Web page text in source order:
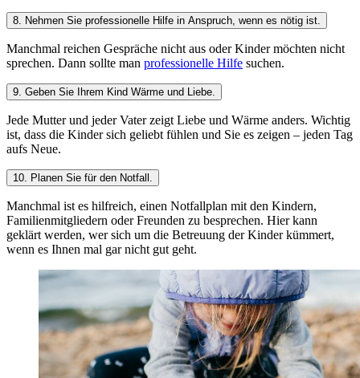
8. Nehmen Sie professionelle Hilfe in Anspruch, wenn es nötig ist.
Manchmal reichen Gespräche nicht aus oder Kinder möchten nicht
sprechen. Dann sollte man professionelle Hilfe suchen.
9. Geben Sie Ihrem Kind Wärme und Liebe.
Jede Mutter und jeder Vater zeigt Liebe und Wärme anders. Wichtig
ist, dass die Kinder sich geliebt fühlen und Sie es zeigen – jeden Tag
aufs Neue.
10. Planen Sie für den Notfall.
Manchmal ist es hilfreich, einen Notfallplan mit den Kindern,
Familienmitgliedern oder Freunden zu besprechen. Hier kann
geklärt werden, wer sich um die Betreuung der Kinder kümmert,
wenn es Ihnen mal gar nicht gut geht.